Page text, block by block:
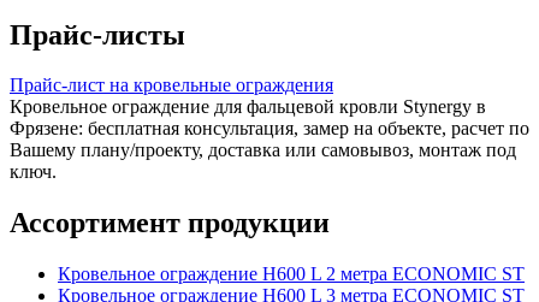
Прайс-листы
Прайс-лист на кровельные ограждения
Кровельное ограждение для фальцевой кровли Stynergy в
Фрязене: бесплатная консультация, замер на объекте, расчет по
Вашему плану/проекту, доставка или самовывоз, монтаж под
ключ.
Ассортимент продукции
Кровельное ограждение H600 L 2 метра ECONOMIC ST
Кровельное ограждение H600 L 3 метра ECONOMIC ST